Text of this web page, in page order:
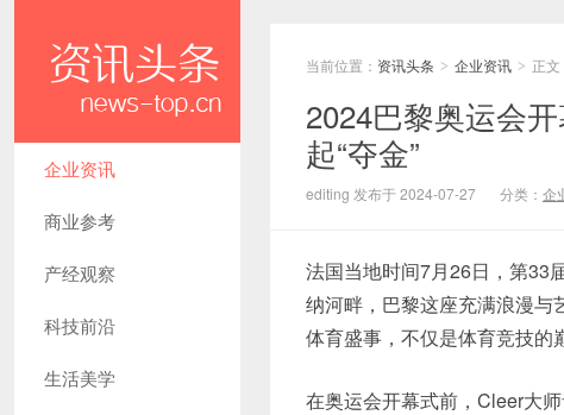
企业资讯
商业参考
产经观察
科技前沿
生活美学
当前位置： 资讯头条 > 企业资讯 > 正文
2024巴黎奥运会
起“夺金”
editing 发布于 2024-07-27 分类： 企
法国当地时间7月26日，第33
纳河畔，巴黎这座充满浪漫与
体育盛事，不仅是体育竞技的
在奥运会开幕式前，Cleer大